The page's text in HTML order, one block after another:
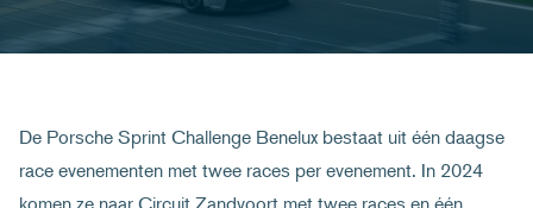
De Porsche Sprint Challenge Benelux bestaat uit één daagse
race evenementen met twee races per evenement. In 2024
komen ze naar Circuit Zandvoort met twee races en één